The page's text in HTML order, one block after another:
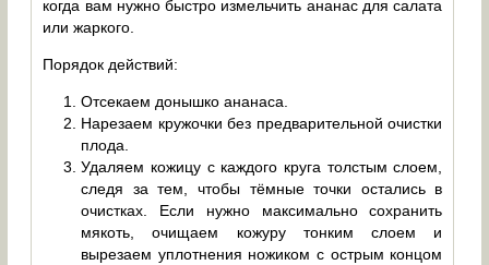
когда вам нужно быстро измельчить ананас для салата
или жаркого.
Порядок действий:
Отсекаем донышко ананаса.
Нарезаем кружочки без предварительной очистки
плода.
Удаляем кожицу с каждого круга толстым слоем,
следя за тем, чтобы тёмные точки остались в
очистках. Если нужно максимально сохранить
мякоть, очищаем кожуру тонким слоем и
вырезаем уплотнения ножиком с острым концом